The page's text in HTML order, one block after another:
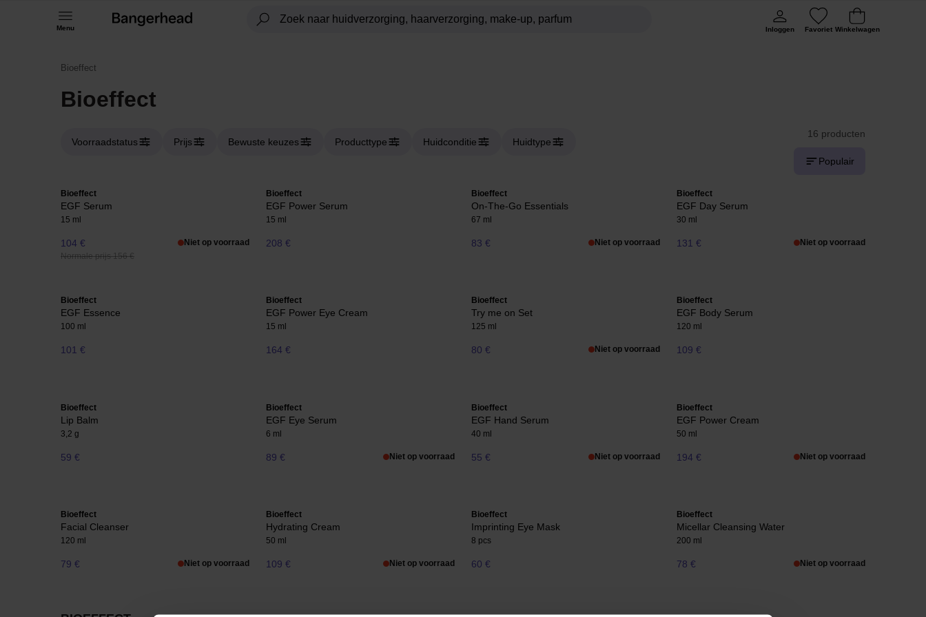
Menu Inloggen Favoriet Winkelwagen
Bioeffect
Bioeffect
Voorraadstatus Prijs Bewuste keuzes Producttype Huidconditie Huidtype
16 producten
Populair
Bioeffect
EGF Serum
15 ml
104 €
Normale prijs 156 €
Niet op voorraad
Bioeffect
EGF Power Serum
15 ml
208 €
Bioeffect
On-The-Go Essentials
67 ml
83 € Niet op voorraad
Bioeffect
EGF Day Serum
30 ml
131 € Niet op voorraad
Bioeffect
EGF Essence
100 ml
101 €
Bioeffect
EGF Power Eye Cream
15 ml
164 €
Bioeffect
Try me on Set
125 ml
80 € Niet op voorraad
Bioeffect
EGF Body Serum
120 ml
109 €
Bioeffect
Lip Balm
3,2 g
59 €
Bioeffect
EGF Eye Serum
6 ml
89 € Niet op voorraad
Bioeffect
EGF Hand Serum
40 ml
55 € Niet op voorraad
Bioeffect
EGF Power Cream
50 ml
194 € Niet op voorraad
Bioeffect
Facial Cleanser
120 ml
79 € Niet op voorraad
Bioeffect
Hydrating Cream
50 ml
109 € Niet op voorraad
Bioeffect
Imprinting Eye Mask
8 pcs
60 €
Bioeffect
Micellar Cleansing Water
200 ml
78 € Niet op voorraad